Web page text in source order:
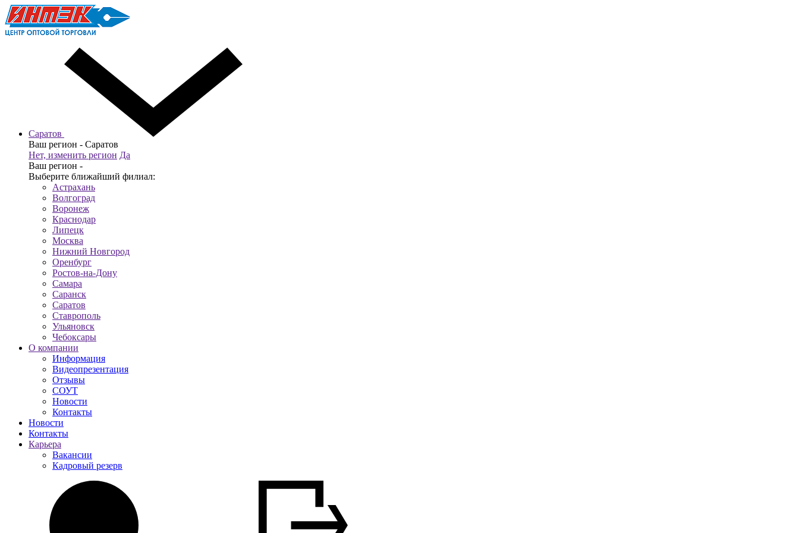
Саратов
Ваш регион - Саратов
Нет, изменить регион Да
Ваш регион -
Выберите ближайший филиал:
Астрахань
Волгоград
Воронеж
Краснодар
Липецк
Москва
Нижний Новгород
Оренбург
Ростов-на-Дону
Самара
Саранск
Саратов
Ставрополь
Ульяновск
Чебоксары
О компании
Информация
Видеопрезентация
Отзывы
СОУТ
Новости
Контакты
Новости
Контакты
Карьера
Вакансии
Кадровый резерв